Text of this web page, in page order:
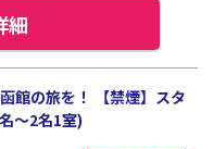
細
館の旅を！ 【禁煙】スタ
～2名1室)